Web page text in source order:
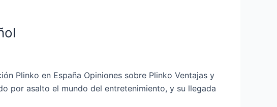
Plinko en España Opiniones sobre Plinko Ventajas y
por asalto el mundo del entretenimiento, y su llegada